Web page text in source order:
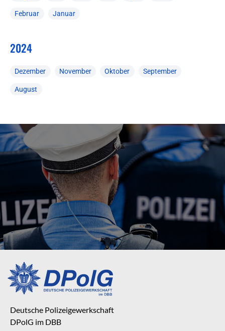
Februar Januar
2024
Dezember November Oktober September
August
Deutsche Polizeigewerkschaft
DPolG im DBB